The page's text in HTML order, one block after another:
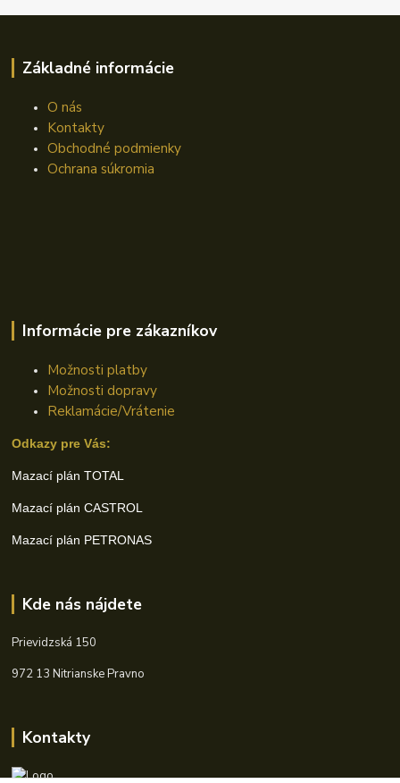
Základné informácie
O nás
Kontakty
Obchodné podmienky
Ochrana súkromia
Informácie pre zákazníkov
Možnosti platby
Možnosti dopravy
Reklamácie/Vrátenie
Odkazy pre Vás:
Mazací plán TOTAL
Mazací plán CASTROL
Mazací plán PETRONAS
Kde nás nájdete
Prievidzská 150
972 13 Nitrianske Pravno
Kontakty